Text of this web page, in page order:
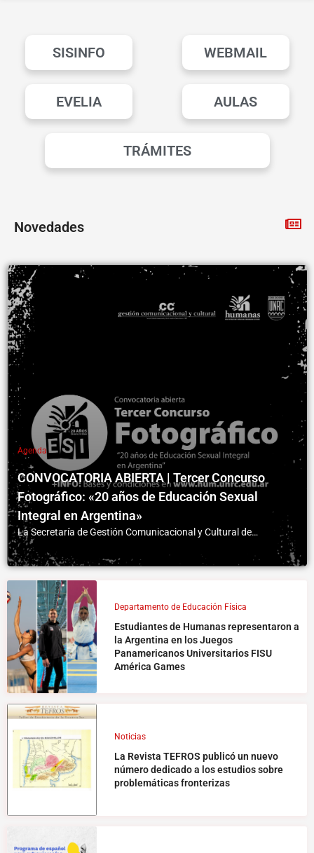
SISINFO WEBMAIL
EVELIA AULAS
TRÁMITES
Novedades
Agenda
CONVOCATORIA ABIERTA | Tercer Concurso
Fotográfico: «20 años de Educación Sexual
Integral en Argentina»
La Secretaría de Gestión Comunicacional y Cultural de…
Departamento de Educación Física
Estudiantes de Humanas representaron a
la Argentina en los Juegos
Panamericanos Universitarios FISU
América Games
Noticias
La Revista TEFROS publicó un nuevo
número dedicado a los estudios sobre
problemáticas fronterizas